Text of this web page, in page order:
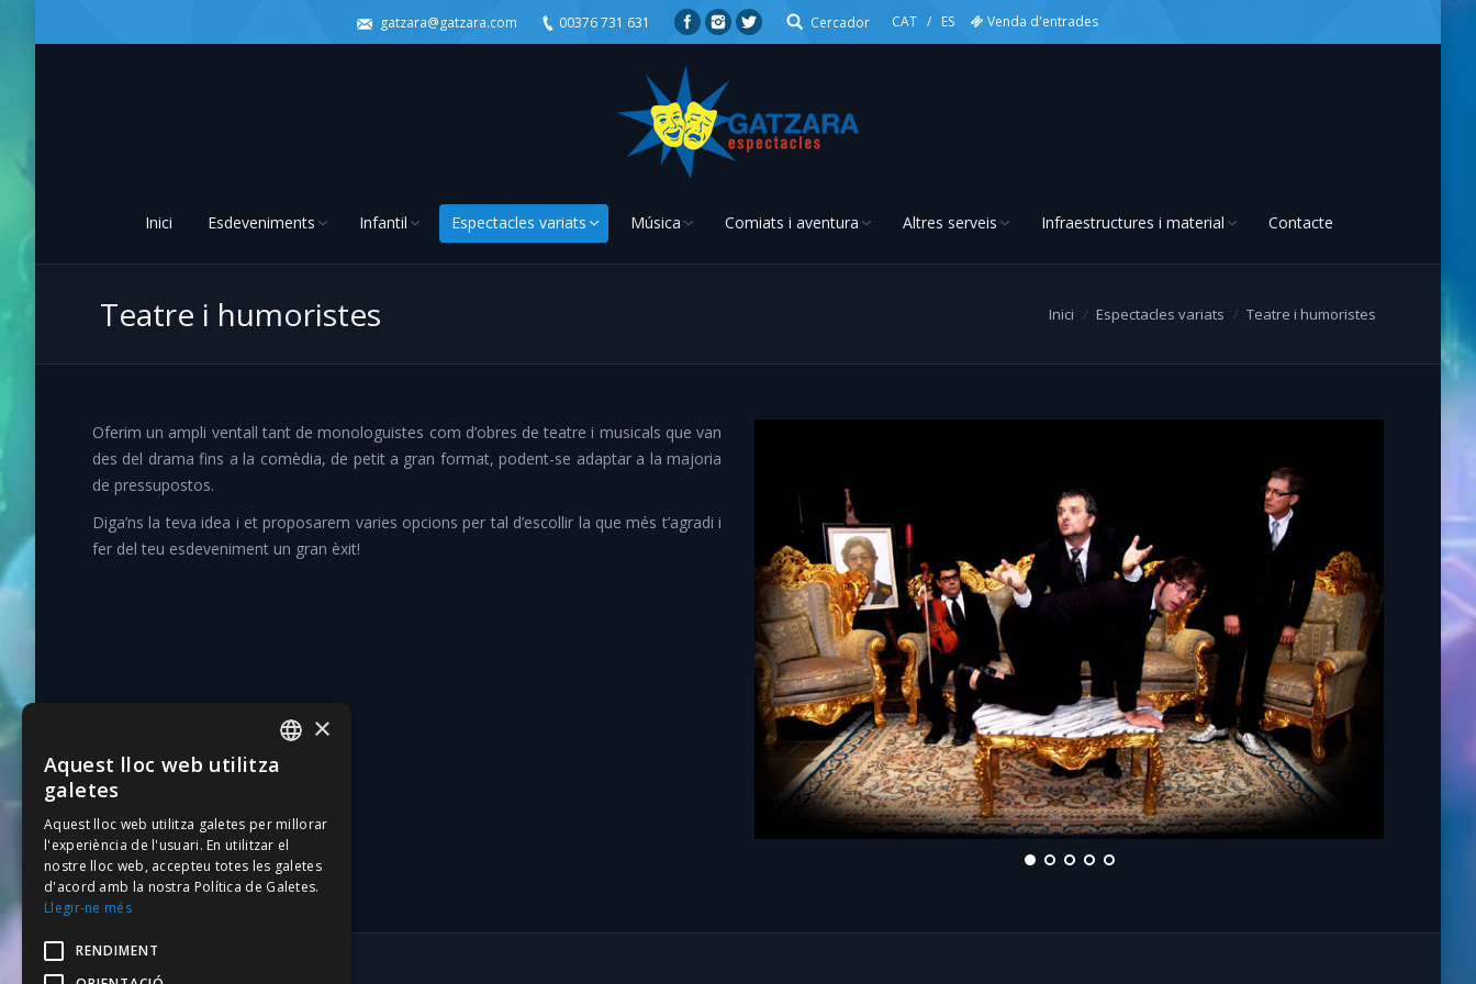
gatzara@gatzara.com 00376 731 631 Cercador CAT / ES Venda d'entrades
Inici Esdeveniments Infantil Espectacles variats Música Comiats i aventura Altres serveis Infraestructures i material Contacte
Teatre i humoristes Inici Espectacles variats Teatre i humoristes
Oferim un ampli ventall tant de monologuistes com d’obres de teatre i musicals que van
des del drama fins a la comèdia, de petit a gran format, podent-se adaptar a la majoria
de pressupostos.
Diga’ns la teva idea i et proposarem varies opcions per tal d’escollir la que més t’agradi i
fer del teu esdeveniment un gran èxit!
SPANISH
×
Aquest lloc web utilitza
galetes
Aquest lloc web utilitza galetes per millorar
l'experiència de l'usuari. En utilitzar el
nostre lloc web, accepteu totes les galetes
d'acord amb la nostra Política de Galetes.
Llegir-ne més
RENDIMENT